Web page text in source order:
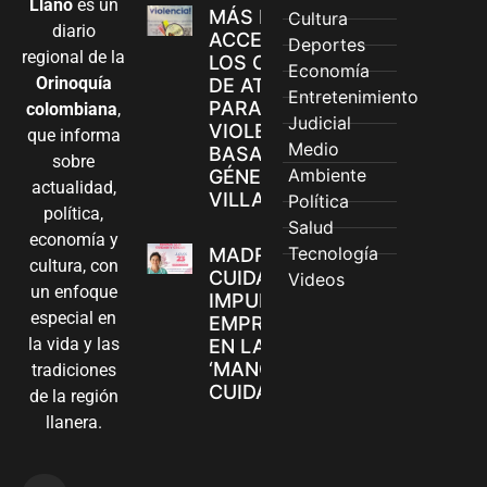
Llanoes un
diario
regional de la
Orinoquía
colombiana,
que informa
sobre
actualidad,
política,
economía y
cultura, con
un enfoque
especial en
la vida y las
tradiciones
de la región
llanera.
MÁS MUJERES
ACCEDEN A
LOS CANALES
DE ATENCIÓN
PARA
VIOLENCIAS
BASADAS EN
GÉNERO EN
VILLAVICENCIO
MADRES
CUIDADORAS
IMPULSAN SUS
EMPRENDIMIENTOS
EN LA FERIA
‘MANOS QUE
CUIDAN Y CREAN’
Cultura
Deportes
Economía
Entretenimiento
Judicial
Medio
Ambiente
Política
Salud
Tecnología
Videos